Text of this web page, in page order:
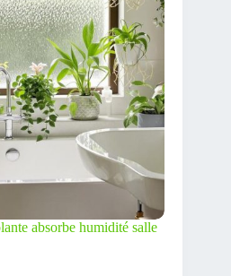
absorbe humidité salle